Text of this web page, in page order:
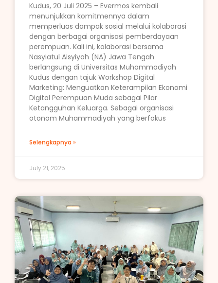
Kudus, 20 Juli 2025 – Evermos kembali
menunjukkan komitmennya dalam
memperluas dampak sosial melalui kolaborasi
dengan berbagai organisasi pemberdayaan
perempuan. Kali ini, kolaborasi bersama
Nasyiatul Aisyiyah (NA) Jawa Tengah
berlangsung di Universitas Muhammadiyah
Kudus dengan tajuk Workshop Digital
Marketing: Menguatkan Keterampilan Ekonomi
Digital Perempuan Muda sebagai Pilar
Ketangguhan Keluarga. Sebagai organisasi
otonom Muhammadiyah yang berfokus
Selengkapnya »
July 21, 2025